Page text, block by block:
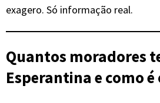
exagero. Só informação real.
Quantos moradores
Esperantina e como é